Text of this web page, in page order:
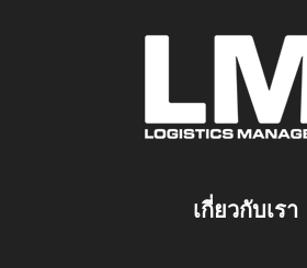
เกี่ยวกับเรา